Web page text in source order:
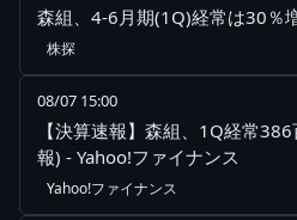
森組、4-6月期(1Q)経常は30％
株探
08/07 15:00
【決算速報】森組、1Q経常
報) - Yahoo!ファイナンス
Yahoo!ファイナンス